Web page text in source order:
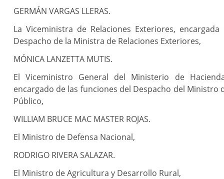
GERMÁN VARGAS LLERAS.
La Viceministra de Relaciones Exteriores,
Despacho de la Ministra de Relaciones Exteriores,
MÓNICA LANZETTA MUTIS.
El Viceministro General del Ministerio de
encargado de las funciones del Despacho del Ministro
Público,
WILLIAM BRUCE MAC MASTER ROJAS.
El Ministro de Defensa Nacional,
RODRIGO RIVERA SALAZAR.
El Ministro de Agricultura y Desarrollo Rural,